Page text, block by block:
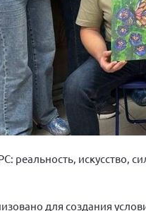
реальность, искусство,
для создания